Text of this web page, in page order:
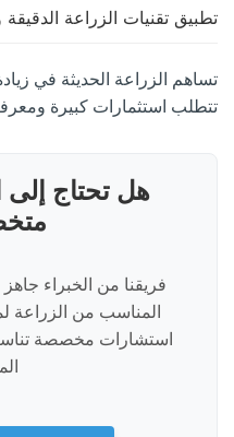
تطبيق تقنيات الزراعة الدقيقة
تساهم الزراعة الحديثة في زيادة
تتطلب استثمارات كبيرة
هل تحتاج إلى
فريقنا من الخبراء
المناسب من الزراعة
استشارات مخصصة